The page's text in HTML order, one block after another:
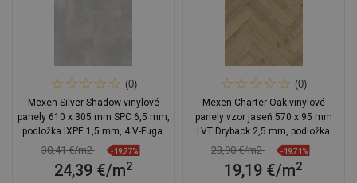
(0)
Mexen Silver Shadow vinylové
panely 610 x 305 mm SPC 6,5 mm,
podložka IXPE 1,5 mm, 4 V-Fuga,
kameň
30,41 €/m2 -19,77%
24,39 €/m2
(0)
Mexen Charter Oak vinylové
panely vzor jaseň 570 x 95 mm
LVT Dryback 2,5 mm, podložka
PVC, 4 V-spára, Dub
23,90 €/m2 -19,71%
19,19 €/m2